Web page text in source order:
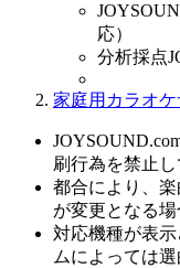
応）
分析採点
家庭用カラオ
刷行為を禁止し
都合により、
が変更となる場
対応機種が表
ムによっては